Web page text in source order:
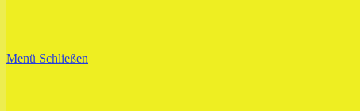
Menü Schließen